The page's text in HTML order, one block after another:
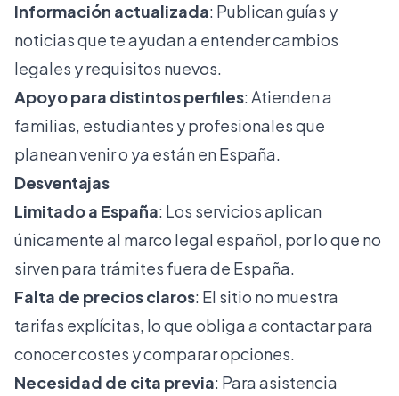
Información actualizada: Publican guías y
noticias que te ayudan a entender cambios
legales y requisitos nuevos.
Apoyo para distintos perfiles: Atienden a
familias, estudiantes y profesionales que
planean venir o ya están en España.
Desventajas
Limitado a España: Los servicios aplican
únicamente al marco legal español, por lo que no
sirven para trámites fuera de España.
Falta de precios claros: El sitio no muestra
tarifas explícitas, lo que obliga a contactar para
conocer costes y comparar opciones.
Necesidad de cita previa: Para asistencia